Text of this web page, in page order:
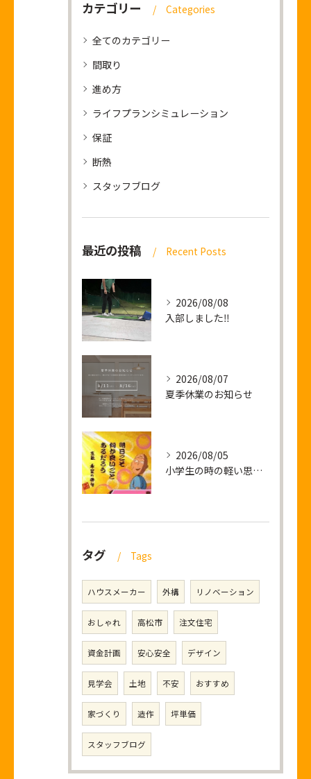
カテゴリー Categories
全てのカテゴリー
間取り
進め方
ライフプランシミュレーション
保証
断熱
スタッフブログ
最近の投稿 Recent Posts
2026/08/08
入部しました‼
2026/08/07
夏季休業のお知らせ
2026/08/05
小学生の時の軽い思い出話し
タグ Tags
ハウスメーカー 外構 リノベーション
おしゃれ 高松市 注文住宅
資金計画 安心安全 デザイン
見学会 土地 不安 おすすめ
家づくり 造作 坪単価
スタッフブログ